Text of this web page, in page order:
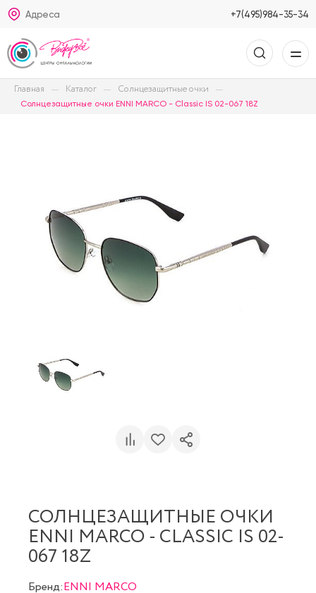
Адреса +7(495)984-35-34
Главная Каталог Солнцезащитные очки
Солнцезащитные очки ENNI MARCO - Classic IS 02-067 18Z
СОЛНЦЕЗАЩИТНЫЕ ОЧКИ
ENNI MARCO - CLASSIC IS 02-
067 18Z
Бренд:ENNI MARCO